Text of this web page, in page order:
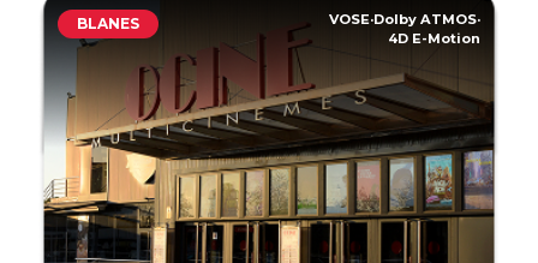
BLANES VOSE·Dolby ATMOS·
4D E-Motion